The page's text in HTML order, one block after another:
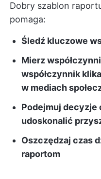
Dobry szablon
pomaga:
Śledź kluczowe
Mierz
współczynnik
w mediach
Podejmuj decyzje
udoskonalić
Oszczędzaj czas
raportom